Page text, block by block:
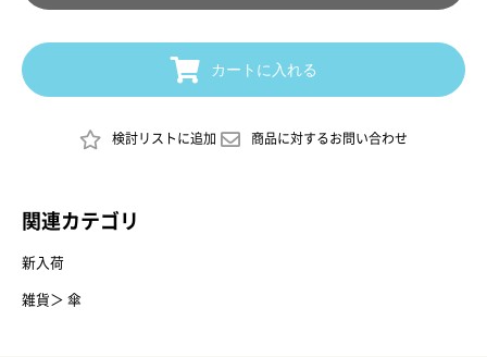
カートに入れる
検討リストに追加 商品に対するお問い合わせ
関連カテゴリ
新入荷
雑貨 ＞ 傘